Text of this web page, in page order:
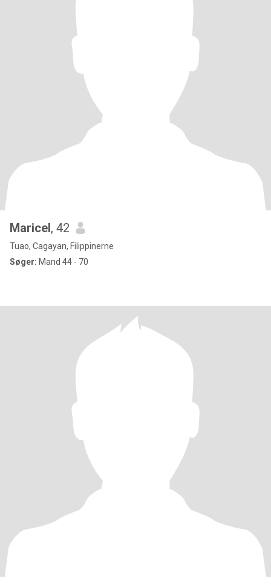
Maricel, 42
Tuao, Cagayan, Filippinerne
Søger: Mand 44 - 70